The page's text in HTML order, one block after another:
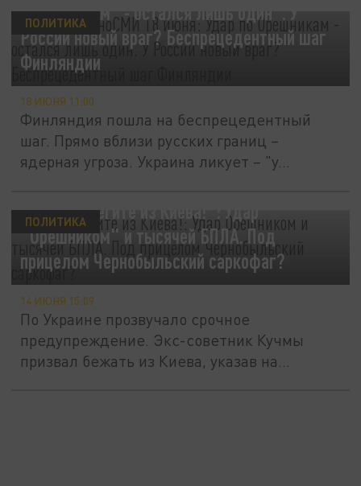
"Орешникам" - остался лишь один". У
России новый враг? Беспрецедентный шаг
Финляндии
ПОЛИТИКА
18 ИЮНЯ 11:00
Финляндия пошла на беспрецедентный
шаг. Прямо вблизи русских границ –
ядерная угроза. Украина ликует – "у...
Срочно. "Бегите из Киева!": Удар
"Орешником" и тысячей БПЛА. Под
прицелом Чернобыльский саркофаг?
ПОЛИТИКА
14 ИЮНЯ 15:09
По Украине прозвучало срочное
предупреждение. Экс-советник Кучмы
призвал бежать из Киева, указав на